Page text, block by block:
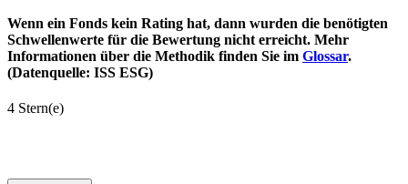
Wenn ein Fonds kein Rating hat, dann wurden die benötigten
Schwellenwerte für die Bewertung nicht erreicht. Mehr
Informationen über die Methodik finden Sie im Glossar.
(Datenquelle: ISS ESG)
4 Stern(e)